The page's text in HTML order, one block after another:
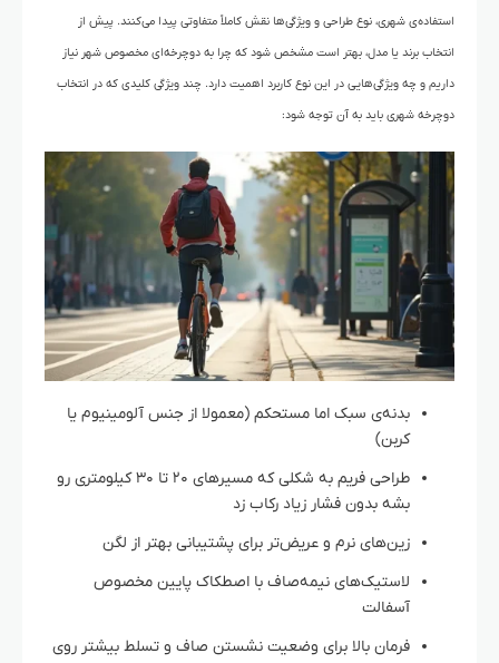
استفاده‌ی شهری، نوع طراحی و ویژگی‌ها نقش کاملاً متفاوتی پیدا می‌کنند. پیش از
انتخاب برند یا مدل، بهتر است مشخص شود که چرا به دوچرخه‌ای مخصوص شهر نیاز
داریم و چه ویژگی‌هایی در این نوع کاربرد اهمیت دارد. چند ویژگی کلیدی که در انتخاب
دوچرخه شهری باید به آن توجه شود:
بدنه‌ی سبک اما مستحکم (معمولا از جنس آلومینیوم یا
کربن)
طراحی فریم به شکلی که مسیرهای ۲۰ تا ۳۰ کیلومتری رو
بشه بدون فشار زیاد رکاب زد
زین‌های نرم و عریض‌تر برای پشتیبانی بهتر از لگن
لاستیک‌های نیمه‌صاف با اصطکاک پایین مخصوص
آسفالت
فرمان بالا برای وضعیت نشستن صاف و تسلط بیشتر روی